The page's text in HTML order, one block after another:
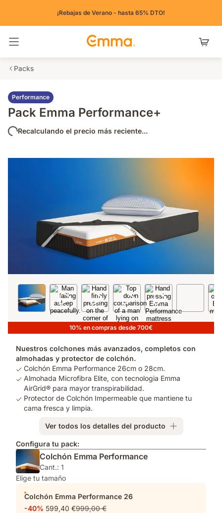
¡Rebajas de Verano - hasta 65% DTO!
Packs
Performance
Pack Emma Performance+
Recalculando el precio más reciente...
10% en compras desde 700€
Nuestros colchones más avanzados, completos con
almohadas y protector de colchón.
Colchón Emma Performance 26cm o 28cm.
Almohada Microfibra Elite, con tecnologia Emma
AirGrid® para mayor transpirabilidad.
Protector de Colchón Impermeable que mantiene tu
cama fresca y limpia.
Ver todos los detalles del producto
Configura tu pack:
Colchón Emma Performance
Cant.: 1
Elige tu tamaño
Colchón Emma Performance 26
-40% 599,40 €999,00 €